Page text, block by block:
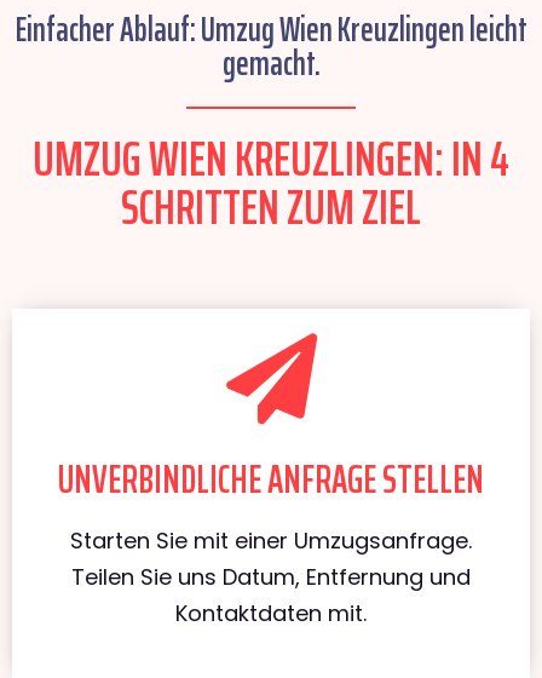
Einfacher Ablauf: Umzug Wien Kreuzlingen leicht
gemacht.
UMZUG WIEN KREUZLINGEN: IN 4
SCHRITTEN ZUM ZIEL
UNVERBINDLICHE ANFRAGE STELLEN
Starten Sie mit einer Umzugsanfrage.
Teilen Sie uns Datum, Entfernung und
Kontaktdaten mit.